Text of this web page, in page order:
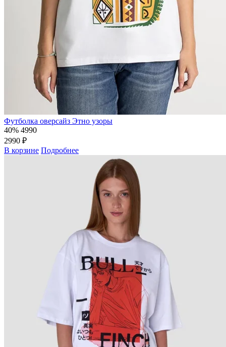
Футболка оверсайз Этно узоры
40% 4990
2990 ₽
В корзине Подробнее